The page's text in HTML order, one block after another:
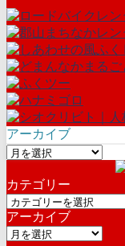
アーカイブ
ア
カ
イ
ブ
カテゴリー
カ
テ
ゴ
アーカイブ
ア